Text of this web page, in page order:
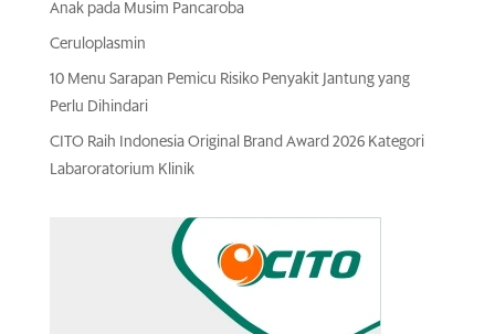
Anak pada Musim Pancaroba
Ceruloplasmin
10 Menu Sarapan Pemicu Risiko Penyakit Jantung yang
Perlu Dihindari
CITO Raih Indonesia Original Brand Award 2026 Kategori
Labaroratorium Klinik